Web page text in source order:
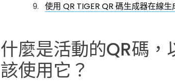
使用 QR TIGER QR 碼生成器在線
什麼是活動的QR碼
該使用它？